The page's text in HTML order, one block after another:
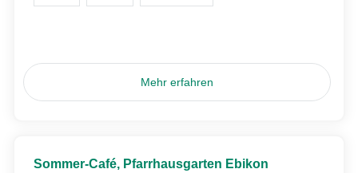
Mehr erfahren
Sommer-Café, Pfarrhausgarten Ebikon